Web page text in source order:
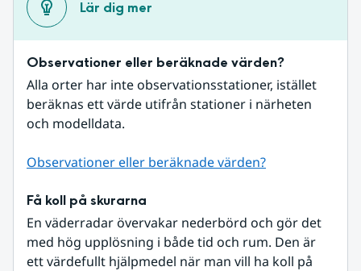
Lär dig mer
Observationer eller beräknade värden?
Alla orter har inte observationsstationer, istället
beräknas ett värde utifrån stationer i närheten
och modelldata.
Observationer eller beräknade värden?
Få koll på skurarna
En väderradar övervakar nederbörd och gör det
med hög upplösning i både tid och rum. Den är
ett värdefullt hjälpmedel när man vill ha koll på